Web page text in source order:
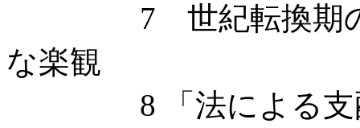
7 世紀転換期の「
な楽観
8 「法による支配